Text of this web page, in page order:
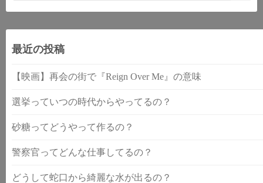
最近の投稿
【映画】再会の街で『Reign Over Me』の意味
選挙っていつの時代からやってるの？
砂糖ってどうやって作るの？
警察官ってどんな仕事してるの？
どうして蛇口から綺麗な水が出るの？